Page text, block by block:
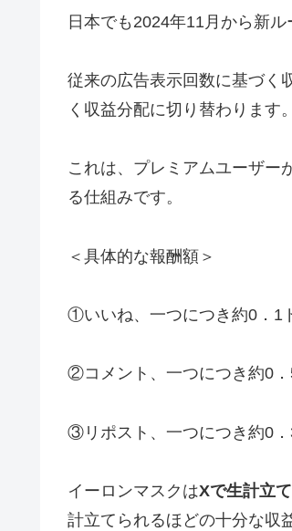
日本でも2024年11月から新ル
従来の広告表示回数に基づく
く収益分配に切り替わります。
これは、プレミアムユーザー
る仕組みです。
＜具体的な報酬額＞
①いいね、一つにつき約0．1
②コメント、一つにつき約0
③リポスト、一つにつき約0
イーロンマスクはXで生計立
計立てられるほどの十分な収